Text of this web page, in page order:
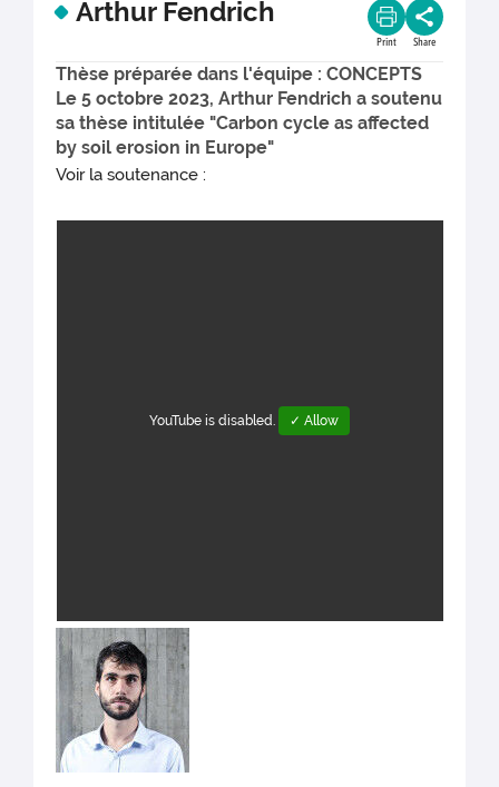
Arthur Fendrich
Print Share
Thèse préparée dans l'équipe : CONCEPTS
Le 5 octobre 2023, Arthur Fendrich a soutenu
sa thèse intitulée "Carbon cycle as affected
by soil erosion in Europe"
Voir la soutenance :
YouTube is disabled. ✓ Allow